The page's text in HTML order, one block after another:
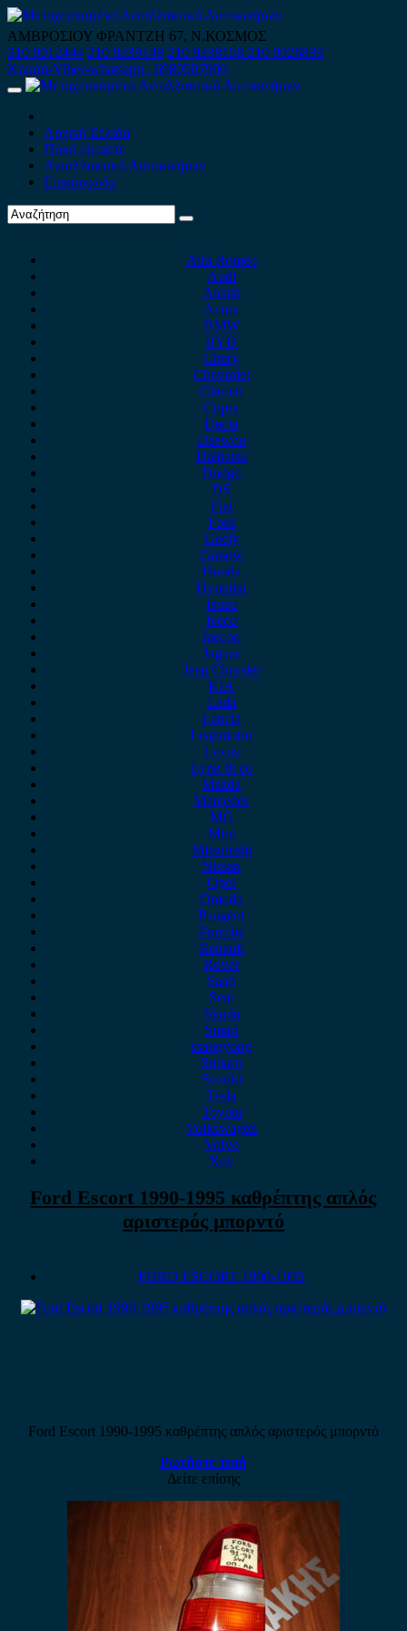
Skip
to
content
ΑΜΒΡΟΣΙΟΥ ΦΡΑΝΤΖΗ 67, Ν.ΚΟΣΜΟΣ
210 9012444 210 9239148 210 9238158 210 9026839
Κινητό-Viber-whatsapp : 6980507900
Primary
Αρχική Σελίδα
Ποιοί είμαστε
Ανταλλακτικά Αυτοκινήτων
Επικοινωνία
Alfa Romeo
Audi
Austin
Acura
BMW
BYD
Chery
Chevrolet
Citroen
Cupra
Dacia
Daewoo
Daihatsu
Dodge
DS
Fiat
Ford
Geely
Gonow
Honda
Hyundai
Isuzu
iveco
Jaecoo
Jaguar
Jeep Chrysler
KIA
Lada
Lancia
Leapmotor
Lexus
Lynk & co
Mazda
Mercedes
MG
Mini
Mitsubishi
Nissan
Opel
Omoda
Peugeot
Porsche
Renault
Rover
Saab
Seat
Skoda
Smart
ssangyong
Subaru
Suzuki
Tesla
Toyota
Volkswagen
Volvo
Xev
Ford Escort 1990-1995 καθρέπτης απλός
αριστερός μπορντό
FORD ESCORT 1990-1995
Ford Escort 1990-1995 καθρέπτης απλός αριστερός μπορντό
Ρωτήστε τιμή
Δείτε επίσης